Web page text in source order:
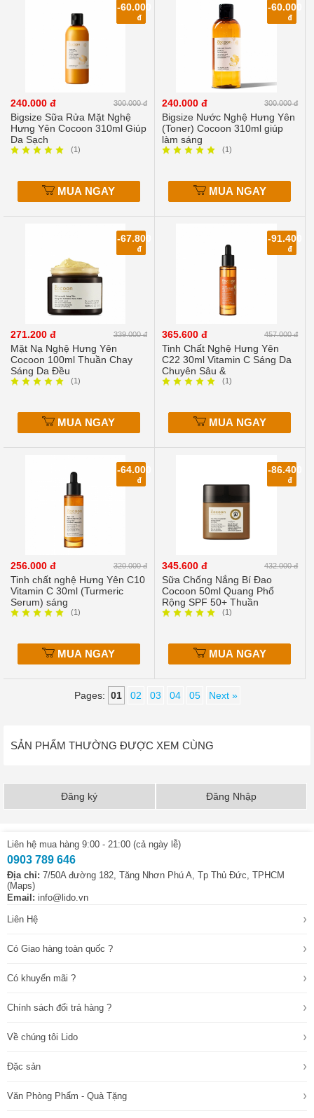
240.000 đ 300.000 đ
Bigsize Sữa Rửa Mặt Nghệ
Hưng Yên Cocoon 310ml Giúp
Da Sạch
-60.000
đ
(1)
MUA NGAY
240.000 đ 300.000 đ
Bigsize Nước Nghệ Hưng Yên
(Toner) Cocoon 310ml giúp
làm sáng
-60.000
đ
(1)
MUA NGAY
271.200 đ 339.000 đ
Mặt Nạ Nghệ Hưng Yên
Cocoon 100ml Thuần Chay
Sáng Da Đều
-67.800
đ
(1)
MUA NGAY
365.600 đ 457.000 đ
Tinh Chất Nghệ Hưng Yên
C22 30ml Vitamin C Sáng Da
Chuyên Sâu &
-91.400
đ
(1)
MUA NGAY
256.000 đ 320.000 đ
Tinh chất nghệ Hưng Yên C10
Vitamin C 30ml (Turmeric
Serum) sáng
-64.000
đ
(1)
MUA NGAY
345.600 đ 432.000 đ
Sữa Chống Nắng Bí Đao
Cocoon 50ml Quang Phổ
Rộng SPF 50+ Thuần
-86.400
đ
(1)
MUA NGAY
Pages: 01 02 03 04 05 Next »
SẢN PHẨM THƯỜNG ĐƯỢC XEM CÙNG
Đăng ký Đăng Nhập
Liên hệ mua hàng 9:00 - 21:00 (cả ngày lễ)
0903 789 646
Địa chỉ: 7/50A đường 182, Tăng Nhơn Phú A, Tp Thủ Đức, TPHCM
(Maps)
Email: info@lido.vn
Liên Hệ ›
Có Giao hàng toàn quốc ? ›
Có khuyến mãi ? ›
Chính sách đổi trả hàng ? ›
Về chúng tôi Lido ›
Đặc sản ›
Văn Phòng Phẩm - Quà Tặng
›